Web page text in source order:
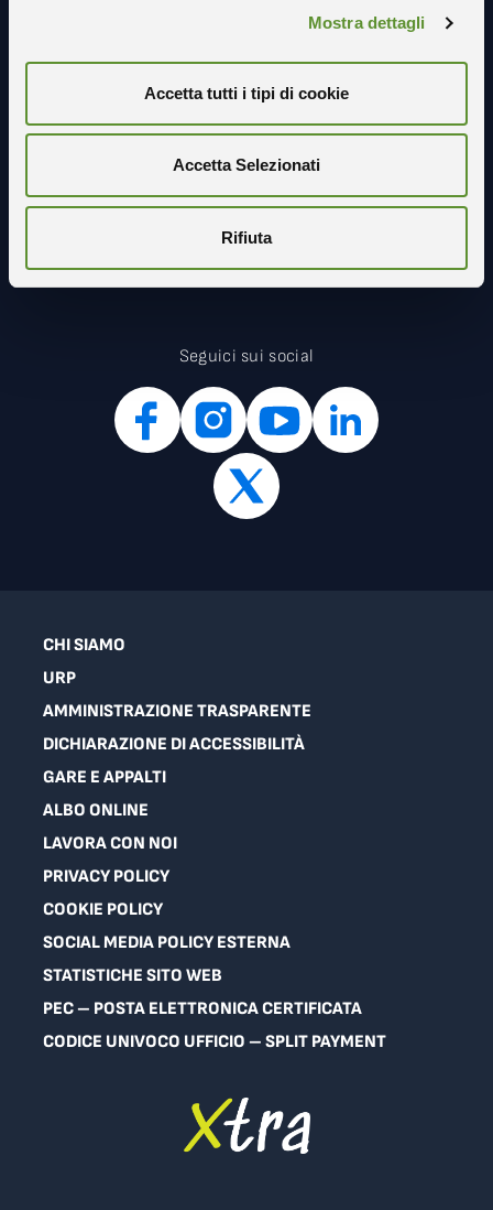
Mostra dettagli
Accetta tutti i tipi di cookie
Accetta Selezionati
Rifiuta
Seguici sui social
CHI SIAMO
URP
AMMINISTRAZIONE TRASPARENTE
DICHIARAZIONE DI ACCESSIBILITÀ
GARE E APPALTI
ALBO ONLINE
LAVORA CON NOI
PRIVACY POLICY
COOKIE POLICY
SOCIAL MEDIA POLICY ESTERNA
STATISTICHE SITO WEB
PEC – POSTA ELETTRONICA CERTIFICATA
CODICE UNIVOCO UFFICIO – SPLIT PAYMENT